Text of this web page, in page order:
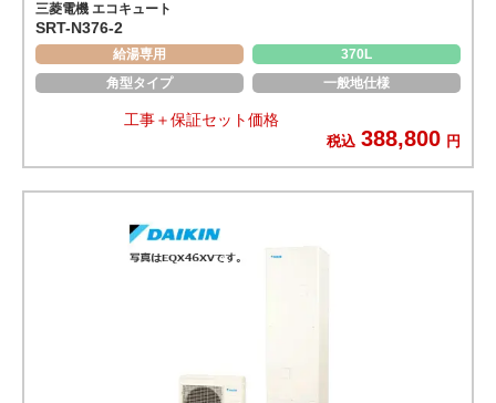
三菱電機 エコキュート
SRT-N376-2
給湯専用
370L
角型タイプ
一般地仕様
工事＋保証セット価格
税込 388,800 円